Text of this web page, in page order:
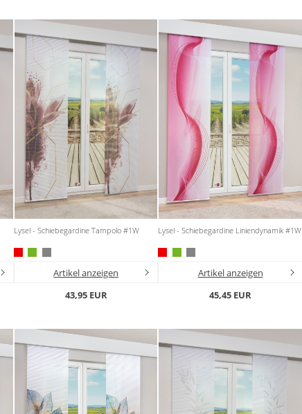
Lysel - Schiebegardine Tampolo #1W
Artikel anzeigen
43,95 EUR
Lysel - Schiebegardine Liniendynamik #1W
Artikel anzeigen
45,45 EUR